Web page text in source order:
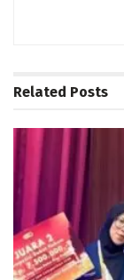
Related Posts